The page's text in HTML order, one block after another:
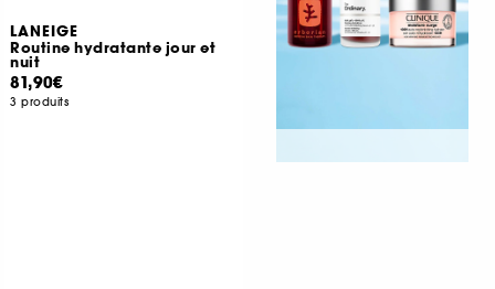
LANEIGE
Routine hydratante jour et
nuit
81,90€
3 produits